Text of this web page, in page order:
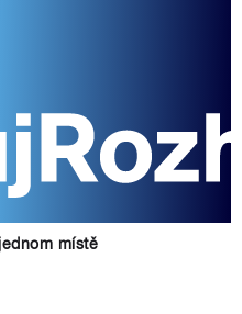
místě